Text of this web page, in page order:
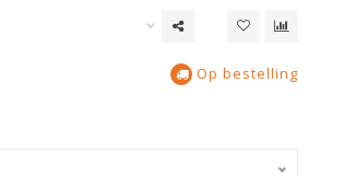
Op bestelling